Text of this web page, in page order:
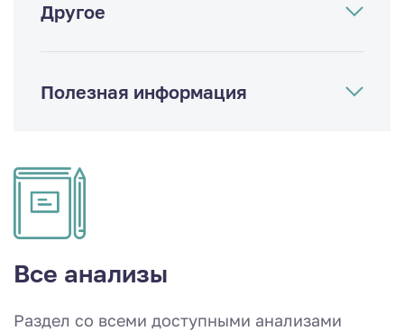
Другое
Полезная информация
Все анализы
Раздел со всеми доступными анализами